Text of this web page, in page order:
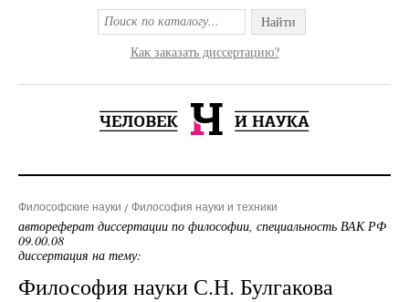
Найти
Как заказать диссертацию?
Философские науки Философия науки и техники
автореферат диссертации по философии, специальность ВАК РФ
09.00.08
диссертация на тему:
Философия науки С.Н. Булгакова